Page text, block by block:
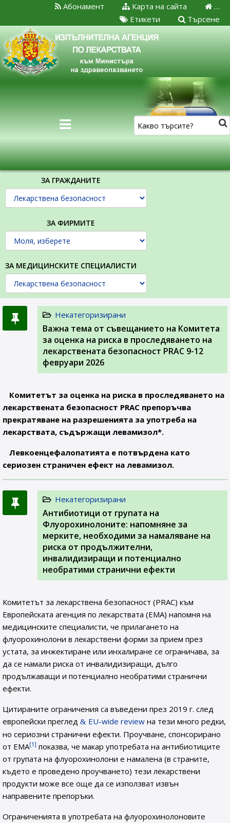
…
Карта на сайта
Абонамент
Търсене
Етикети
ЗА ГРАЖДАНИТЕ
ЗА ФИРМИТЕ
ЗА МЕДИЦИНСКИТЕ СПЕЦИАЛИСТИ
Некатегоризирани
Важна тема от съвещанието на Комитета
за оценка на риска в проследяването на
лекарствената безопасност PRAC 9-12
февруари 2026
Комитетът за оценка на риска в проследяването на
лекарствената безопасност PRAC препоръчва
прекратяване на разрешенията за употреба на
лекарствата, съдържащи левамизол*.
Левкоенцефалопатията е потвърдена като
сериозен страничен ефект на левамизол.
Некатегоризирани
Антибиотици от групата на
Флуорохинолоните: напомняне за
мерките, необходими за намаляване на
риска от продължителни,
инвалидизиращи и потенциално
необратими странични ефекти
Комитетът за лекарствена безопасност (PRAC) към
Европейската агенция по лекарствата (ЕМА) напомня на
медицинските специалисти, че прилагането на
флуорохинолони в лекарствени форми за прием през
устата, за инжектиране или инхалиране се ограничава, за
да се намали риска от инвалидизиращи, дълго
продължаващи и потенциално необратими странични
ефекти.
Цитираните ограничения са въведени през 2019 г. след
европейски преглед
EU-wide review на тези много редки,
но сериозни странични ефекти. Проучване, спонсорирано
от ЕМА[1] показва, че макар употребата на антибиотиците
от групата на флуорохинолони е намалена (в страните,
където е проведено проучването) тези лекарствени
продукти може все още да се използват извън
направените препоръки.
Ограниченията в употребата на флуорохинолоновите